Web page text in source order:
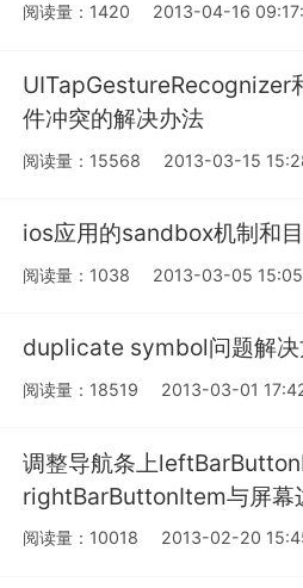
阅读量：1420 2013-04-16
UITapGestureRecognizer
件冲突的解决办法
阅读量：15568 2013-03-15
ios应用的sandbox机制和
阅读量：1038 2013-03-05
duplicate symbol问题解决
阅读量：18519 2013-03-01
调整导航条上
rightBarButtonItem与屏幕
阅读量：10018 2013-02-20